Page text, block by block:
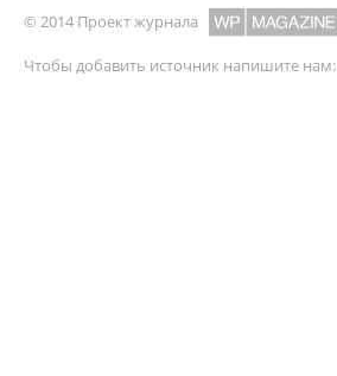
© 2014 Проект журнала
Чтобы добавить источник напишите нам: